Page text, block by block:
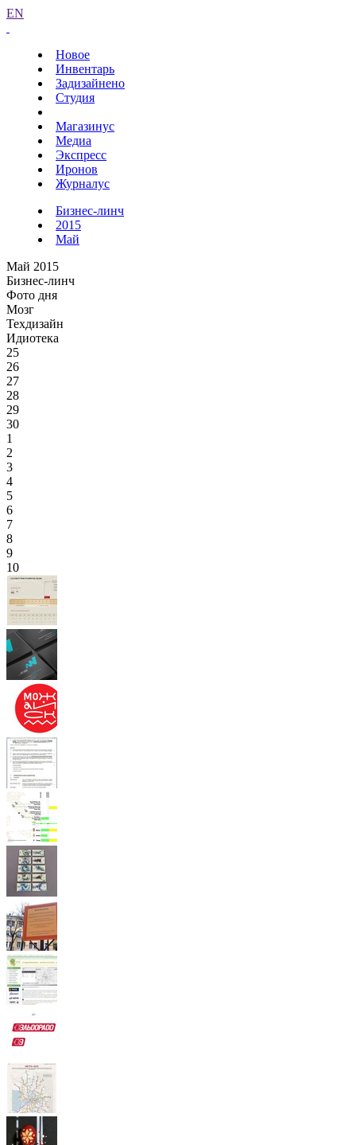
EN
Новое
Инвентарь
Задизайнено
Студия
Магазинус
Медиа
Экспресс
Иронов
Журналус
Бизнес-линч
2015
Май
Май 2015
Бизнес-линч
Фото дня
Мозг
Техдизайн
Идиотека
25
26
27
28
29
30
1
2
3
4
5
6
7
8
9
10